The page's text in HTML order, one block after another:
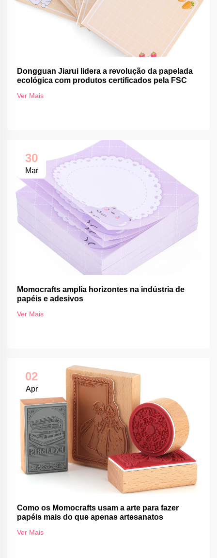
Dongguan Jiarui lidera a revolução da papelada
ecológica com produtos certificados pela FSC
Ver Mais
30
Mar
Momocrafts amplia horizontes na indústria de
papéis e adesivos
Ver Mais
02
Apr
Como os Momocrafts usam a arte para fazer
papéis mais do que apenas artesanatos
Ver Mais